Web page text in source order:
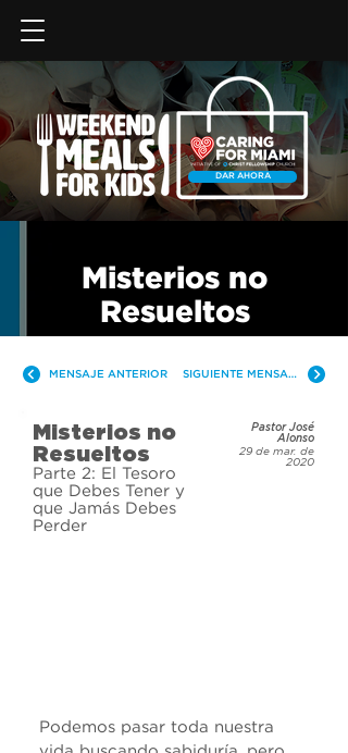
DAR AHORA
Misterios no
Resueltos
MENSAJE ANTERIOR SIGUIENTE MENSAJE
Misterios no
Resueltos
Parte 2: El Tesoro
que Debes Tener y
que Jamás Debes
Perder
Pastor José
Alonso
29 de mar. de
2020
Podemos pasar toda nuestra